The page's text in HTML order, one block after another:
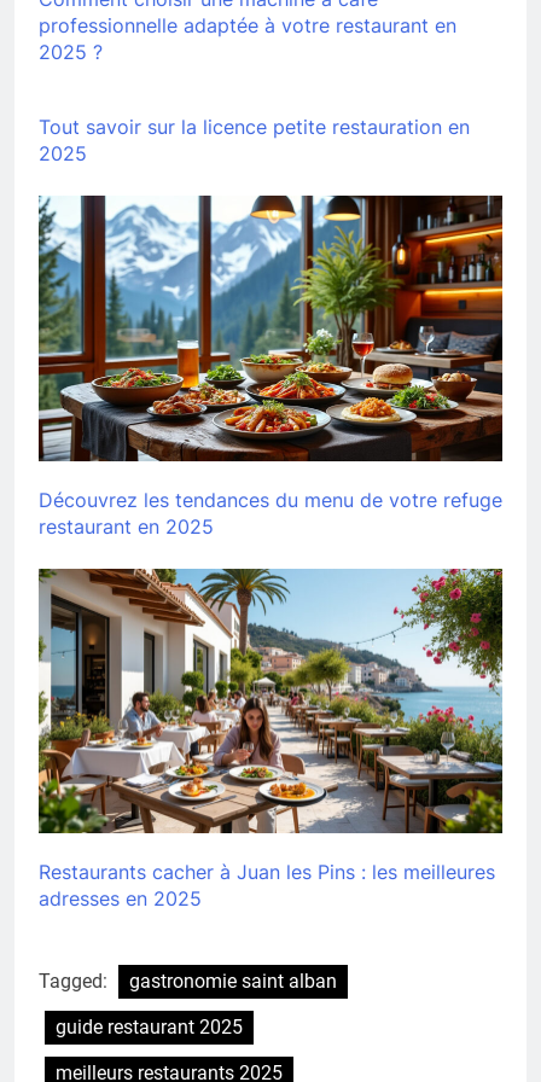
professionnelle adaptée à votre restaurant en
2025 ?
Tout savoir sur la licence petite restauration en
2025
Découvrez les tendances du menu de votre refuge
restaurant en 2025
Restaurants cacher à Juan les Pins : les meilleures
adresses en 2025
Tagged:
gastronomie saint alban
guide restaurant 2025
meilleurs restaurants 2025